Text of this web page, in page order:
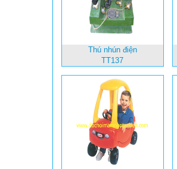
Thú nhún điện
TT137